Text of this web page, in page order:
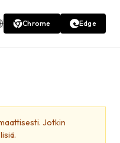
Chrome Edge
Jotkin